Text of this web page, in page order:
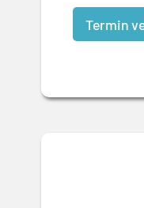
Termin